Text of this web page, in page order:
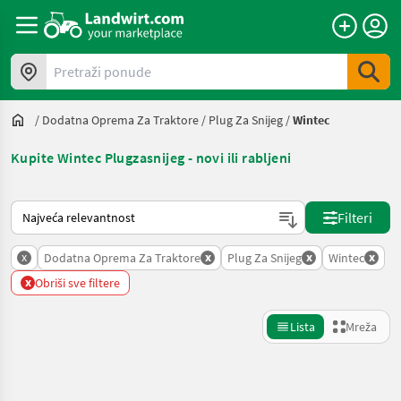
Pretraži ponude
/ Dodatna Oprema Za Traktore / Plug Za Snijeg /Wintec
Kupite Wintec Plugzasnijeg - novi ili rabljeni
Način na koji sortira Landwirt.com
Filteri
x Dodatna Oprema Za Traktore x Plug Za Snijeg x Wintec x
x Obriši sve filtere
Lista Mreža